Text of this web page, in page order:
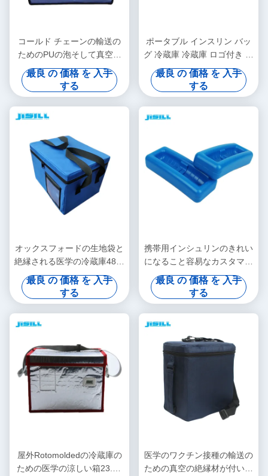
コールド チェーンの輸送の
ためのPUの泡そして真空の
絶縁材のパネルの医学の涼し
い箱
最良 の 価格 を 入手
する
ポータブル インスリン バッ
グ 冷蔵庫 冷蔵庫 ロゴ付き 個
人のケア - 食品冷凍用に印刷
最良 の 価格 を 入手
する
オックスフォードの生地袋と
絶縁される医学の冷蔵庫48時
間の制御温度の
最良 の 価格 を 入手
する
携帯用インシュリンのきれい
になること容易なカスタマイ
ズ可能な温度の医学の冷蔵庫
最良 の 価格 を 入手
する
屋外Rotomoldedの冷蔵庫の
ための医学の涼しい箱23.5L
医学のワクチン接種の輸送の
ための真空の絶縁材が付いて